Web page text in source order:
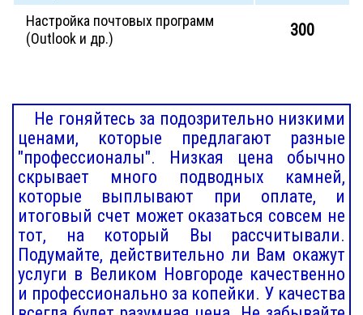
Настройка почтовых программ
(Outlook и др.)
300
Не гоняйтесь за подозрительно низкими
ценами, которые предлагают разные
"профессионалы". Низкая цена обычно
скрывает много подводных камней,
которые выплывают при оплате, и
итоговый счет может оказаться совсем не
тот, на который Вы рассчитывали.
Подумайте, действительно ли Вам окажут
услуги в Великом Новгороде качественно
и профессионально за копейки. У качества